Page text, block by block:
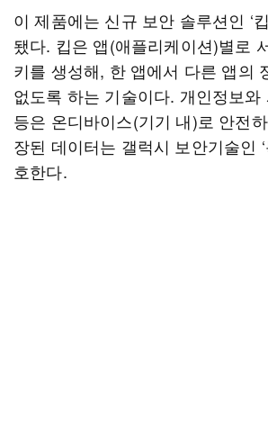
이 제품에는 신규 보안 솔루션인 ‘
됐다. 킵은 앱(애플리케이션)별로
키를 생성해, 한 앱에서 다른 앱의
없도록 하는 기술이다. 개인정보와
등은 온디바이스(기기 내)로 안전
장된 데이터는 갤럭시 보안기술인 ‘
호한다.